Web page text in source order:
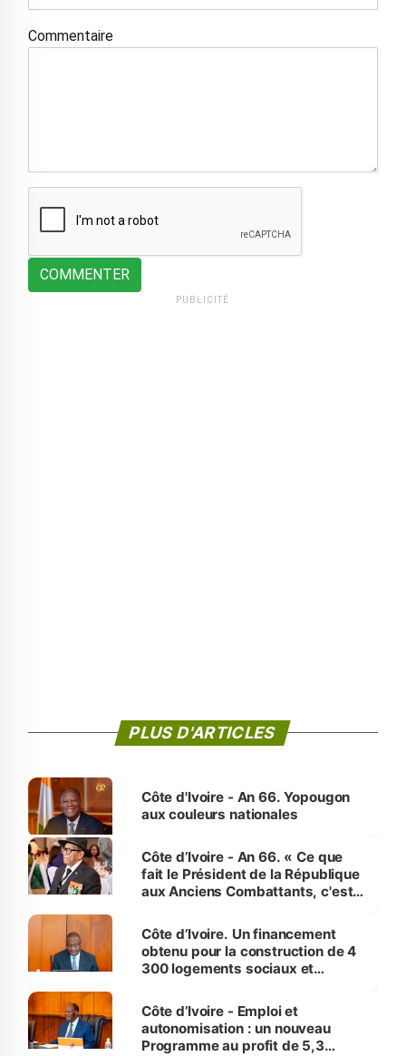
Commentaire
COMMENTER
PUBLICITÉ
PLUS D'ARTICLES
Côte d'Ivoire - An 66. Yopougon
aux couleurs nationales
Côte d’Ivoire - An 66. « Ce que
fait le Président de la République
aux Anciens Combattants, c'est
Côte d’Ivoire. Un financement
obtenu pour la construction de 4
300 logements sociaux et
et Yamoussoukro
Côte d’Ivoire - Emploi et
autonomisation : un nouveau
Programme au profit de 5,3